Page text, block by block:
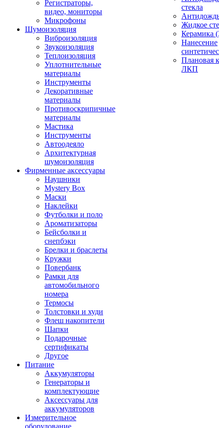
Регистраторы,
видео, мониторы
Микрофоны
Шумоизоляция
Виброизоляция
Звукоизоляция
Теплоизоляция
Уплотнительные
материалы
Инструменты
Декоративные
материалы
Противоскрипичные
материалы
Мастика
Инструменты
Автоодеяло
Архитектурная
шумоизоляция
Фирменные аксессуары
Наушники
Mystery Box
Маски
Наклейки
Футболки и поло
Ароматизаторы
Бейсболки и
снепбэки
Брелки и браслеты
Кружки
Повербанк
Рамки для
автомобильного
номера
Термосы
Толстовки и худи
Флеш накопители
Шапки
Подарочные
сертификаты
Другое
Питание
Аккумуляторы
Генераторы и
комплектующие
Аксессуары для
аккумуляторов
Измерительное
оборудование
стекла
Жидкое
Керамика
Нанесение
Плановая
ЛКП